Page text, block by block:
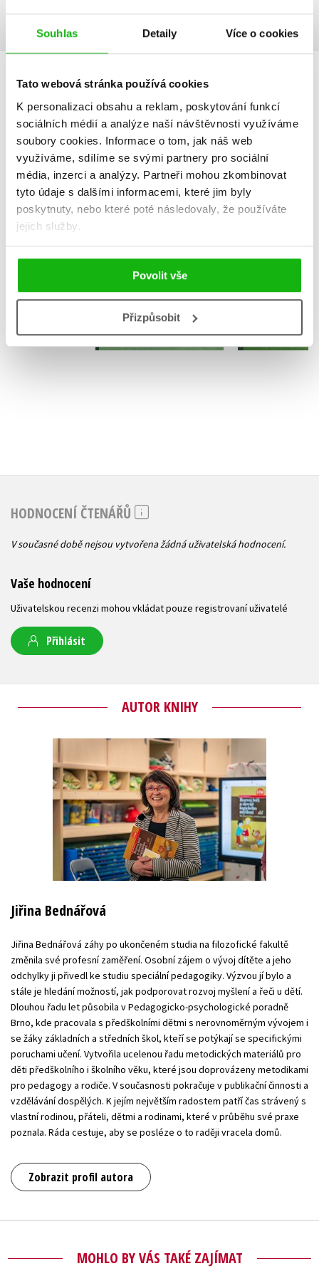
Souhlas Detaily Více o cookies
Tato webová stránka používá cookies
K personalizaci obsahu a reklam, poskytování funkcí
sociálních médií a analýze naší návštěvnosti využíváme
soubory cookies. Informace o tom, jak náš web
využíváme, sdílíme se svými partnery pro sociální
média, inzerci a analýzy. Partneři mohou zkombinovat
tyto údaje s dalšími informacemi, které jim byly
poskytnuty, nebo které poté následovaly, že používáte
jejich služby.
Povolit vše
Přizpůsobit
DALŠÍ TITULY Z ŘADY "VŠESTRANNÁ PŘÍPRAVA DO
ŠKOLY"
Orientace v
prostoru a čase pro
děti od 4 do 6 let
Do košíku
229 Kč
183 Kč 183 Kč
HODNOCENÍ ČTENÁŘŮ
V současné době nejsou vytvořena žádná uživatelská hodnocení.
Vaše hodnocení
Uživatelskou recenzi mohou vkládat pouze registrovaní uživatelé
Přihlásit
AUTOR KNIHY
Jiřina Bednářová
Jiřina Bednářová záhy po ukončeném studia na filozofické fakultě
změnila své profesní zaměření. Osobní zájem o vývoj dítěte a jeho
odchylky ji přivedl ke studiu speciální pedagogiky. Výzvou jí bylo a
stále je hledání možností, jak podporovat rozvoj myšlení a řeči u dětí.
Dlouhou řadu let působila v Pedagogicko-psychologické poradně
Brno, kde pracovala s předškolními dětmi s nerovnoměrným vývojem i
se žáky základních a středních škol, kteří se potýkají se specifickými
poruchami učení. Vytvořila ucelenou řadu metodických materiálů pro
děti předškolního i školního věku, které jsou doprovázeny metodikami
pro pedagogy a rodiče. V současnosti pokračuje v publikační činnosti a
vzdělávání dospělých. K jejím největším radostem patří čas strávený s
vlastní rodinou, přáteli, dětmi a rodinami, které v průběhu své praxe
poznala. Ráda cestuje, aby se posléze o to raději vracela domů.
Zobrazit profil autora
MOHLO BY VÁS TAKÉ ZAJÍMAT